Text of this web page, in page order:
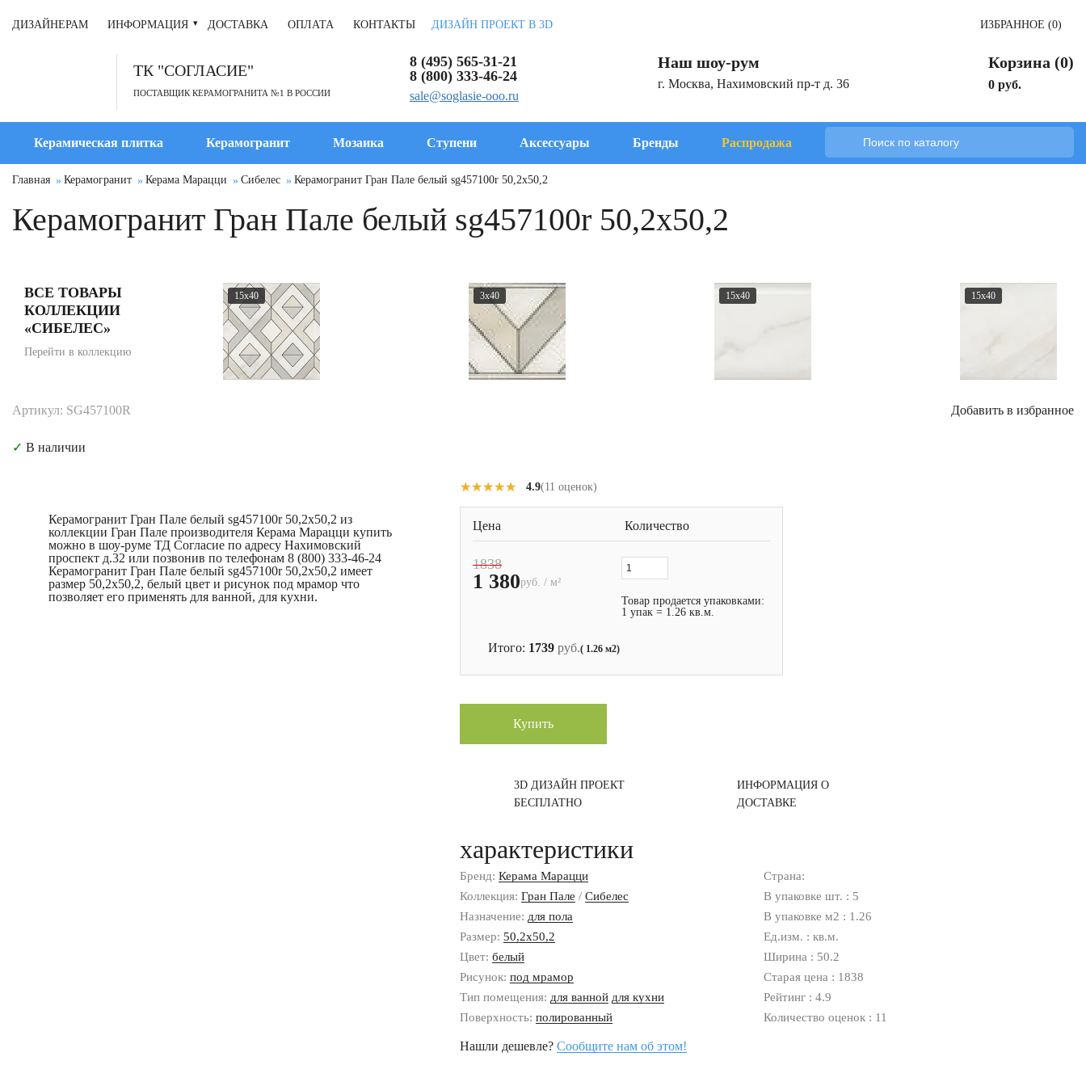
ДИЗАЙНЕРАМ ИНФОРМАЦИЯ ДОСТАВКА ОПЛАТА КОНТАКТЫ ДИЗАЙН ПРОЕКТ В 3D ИЗБРАННОЕ (0)
ТК "СОГЛАСИЕ"
ПОСТАВЩИК КЕРАМОГРАНИТА №1 В РОССИИ
8 (495) 565-31-21
8 (800) 333-46-24
sale@soglasie-ooo.ru
Наш шоу-рум
г. Москва, Нахимовский пр-т д. 36
Корзина (0)
0 руб.
Керамическая плитка Керамогранит Мозаика Ступени Аксессуары Бренды Распродажа
Главная Керамогранит Керама Марацци Сибелес Керамогранит Гран Пале белый sg457100r 50,2x50,2
Керамогранит Гран Пале белый sg457100r 50,2x50,2
ВСЕ ТОВАРЫ
КОЛЛЕКЦИИ
«СИБЕЛЕС»
Перейти в коллекцию
15x40 3x40 15x40 15x40
Артикул: SG457100R Добавить в избранное
✓ В наличии
Керамогранит Гран Пале белый sg457100r 50,2x50,2 из
коллекции Гран Пале производителя Керама Марацци купить
можно в шоу-руме ТД Согласие по адресу Нахимовский
проспект д.32 или позвонив по телефонам 8 (800) 333-46-24
Керамогранит Гран Пале белый sg457100r 50,2x50,2 имеет
размер 50,2x50,2, белый цвет и рисунок под мрамор что
позволяет его применять для ванной, для кухни.
★★★★★
★★★★★ 4.9(11 оценок)
Цена Количество
1838
1 380руб. / м²
Товар продается упаковками:
1 упак = 1.26 кв.м.
Итого: 1739 руб.( 1.26 м2)
Купить
3D ДИЗАЙН ПРОЕКТ
БЕСПЛАТНО
ИНФОРМАЦИЯ О
ДОСТАВКЕ
характеристики
Бренд: Керама Марацци
Коллекция: Гран Пале / Сибелес
Назначение: для пола
Размер: 50,2x50,2
Цвет: белый
Рисунок: под мрамор
Тип помещения: для ванной для кухни
Поверхность: полированный
Страна:
В упаковке шт. : 5
В упаковке м2 : 1.26
Ед.изм. : кв.м.
Ширина : 50.2
Старая цена : 1838
Рейтинг : 4.9
Количество оценок : 11
Нашли дешевле? Сообщите нам об этом!